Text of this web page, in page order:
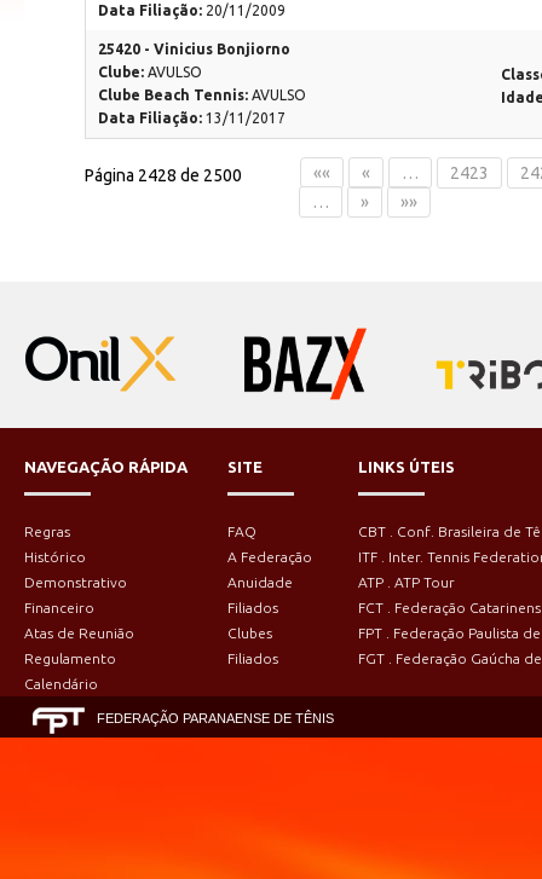
Data Filiação: 20/11/2009
25420 - Vinicius Bonjiorno
Clube: AVULSO
Clube Beach Tennis: AVULSO
Data Filiação: 13/11/2017
Página 2428 de 2500 «« « … 2423
…
» »»
NAVEGAÇÃO RÁPIDA
Regras
Histórico
Demonstrativo
Financeiro
Atas de Reunião
Regulamento
Calendário
SITE
FAQ
A Federação
Anuidade
Filiados
Clubes
Filiados
LINKS ÚTEIS
CBT . Conf. Brasileira de
ITF . Inter. Tennis
ATP . ATP Tour
FCT . Federação
FPT . Federação Paulista
FGT . Federação Gaúcha
FEDERAÇÃO PARANAENSE DE TÊNIS